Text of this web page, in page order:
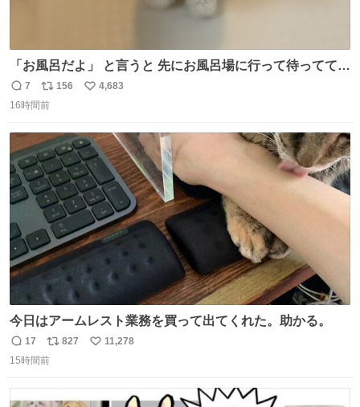
「お風呂だよ」 と言うと 先にお風呂場に行って待っててく
れる 賢いライス
返
信
7
リ
ポ
ト
数
156
い
数
4,683
16時間前
今日はアームレスト業務を買って出てくれた。助かる。
返
信
17
リ
ポ
ト
827
い
数
11,278
15時間前